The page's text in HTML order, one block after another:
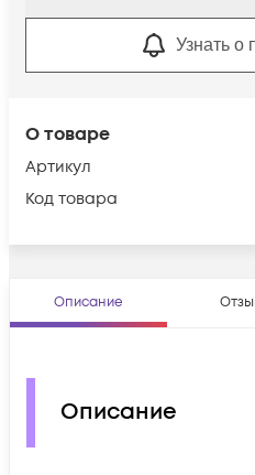
О товаре
Артикул
Код товара
Узнать о
Описание
Описание